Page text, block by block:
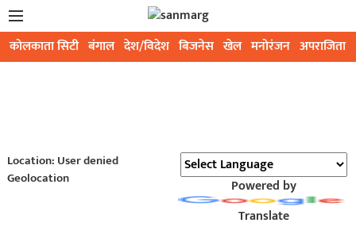
कोलकाता सिटी बंगाल देश/विदेश बिजनेस खेल मनोरंजन अपराजिता
Location: User denied
Geolocation
Powered by
Translate